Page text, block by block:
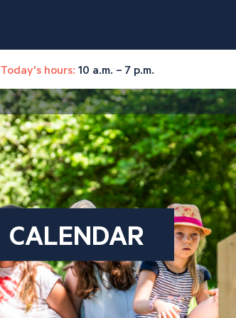
Today's hours: 10 a.m. – 7 p.m.
CALENDAR